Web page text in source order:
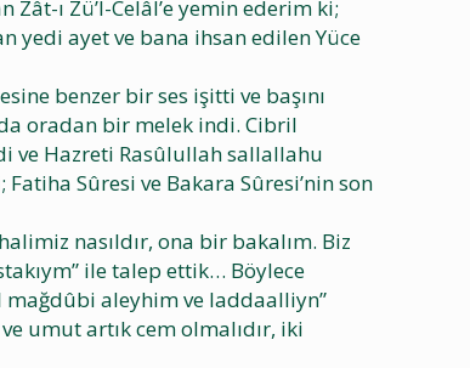
ı Zü’l-Celâl’e yemin ederim ki;
yedi ayet ve bana ihsan edilen Yüce
benzer bir ses işitti ve başını
oradan bir melek indi. Cibril
ve Hazreti Rasûlullah sallallahu
Sûresi ve Bakara Sûresi’nin son
nasıldır, ona bir bakalım. Biz
ile talep ettik… Böylece
mağdûbi aleyhim ve laddaalliyn”
umut artık cem olmalıdır, iki